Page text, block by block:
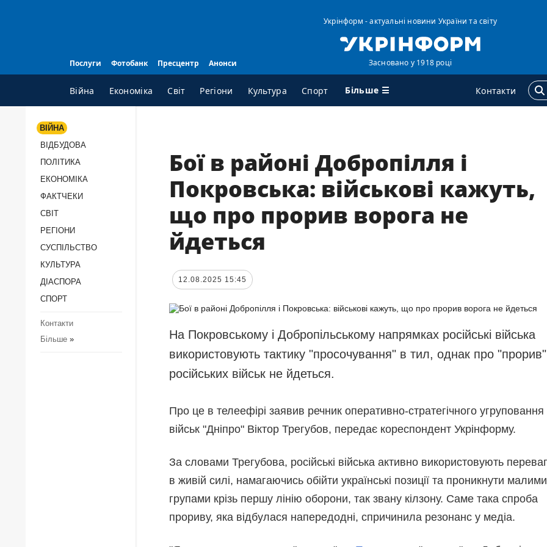
Послуги Фотобанк Пресцентр Анонси
Укрінформ - актуальні новини України та світу
Засновано у 1918 році
Війна Економіка Світ Регіони Культура Спорт Більше ☰ Контакти
Фактчеки
АГЕНТСТВО
Про нас
Контакти
Передплата
Послуги
конфіденційності та
даних
ЗВІТИ
Розсилки
ДОДАТКОВО
Подкасти
Публікації
Інтерв'ю
Лонгріди
Конференції
Офіційні документи
ВІЙНА
ВІДБУДОВА
ПОЛІТИКА
ЕКОНОМІКА
ФАКТЧЕКИ
СВІТ
РЕГІОНИ
СУCПІЛЬCТВО
КУЛЬТУРА
ДІАCПОРА
СПОРТ
Контакти
Більше»
Бої в районі Добропілля і
Покровська: військові кажуть,
що про прорив ворога не
йдеться
12.08.2025 15:45
На Покровському і Добропільському напрямках російські війська
використовують тактику "просочування" в тил, однак про "прорив"
російських військ не йдеться.
Про це в телеефірі заявив речник оперативно-стратегічного угруповання
військ "Дніпро" Віктор Трегубов, передає кореспондент Укрінформу.
За словами Трегубова, російські війська активно використовують
в живій силі, намагаючись обійти українські позиції та проникнути малими
групами крізь першу лінію оборони, так звану кілзону. Саме така спроба
прориву, яка відбулася напередодні, спричинила резонанс у медіа.